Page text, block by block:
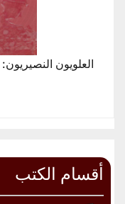
العلويون
أقسام الكتب